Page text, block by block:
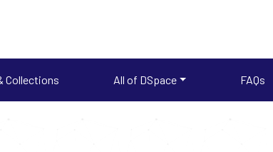
Collections All of DSpace FAQs